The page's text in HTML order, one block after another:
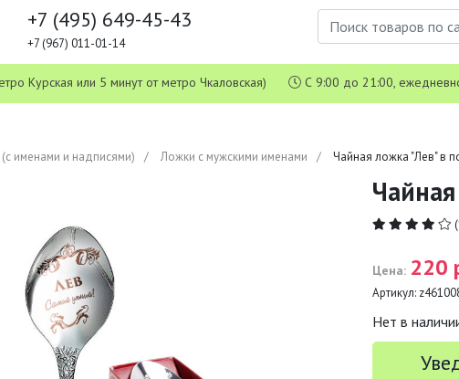
+7 (495) 649-45-43
+7 (967) 011-01-14
Курская или 5 минут от метро Чкаловская) С 9:00 до 21:00,
именами и надписями) Ложки с мужскими именами Чайная ложка "Лев" в
Цена: 220
Артикул:
Нет в